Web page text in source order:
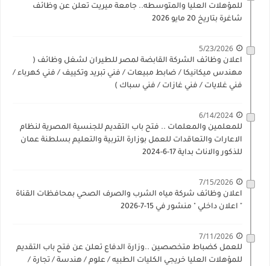
للمؤهلات العليا والمتوسطه.. جامعة ميريت تعلن عن وظائف
شاغرة بتاريخ 20 مايو 2026
5/23/2026
اعلان وظائف الشركة القابضة لمصر للطيران لشغل وظائف (
مهندس ميكانيكا / ضابط مبيعات / فني تبريد وتكييف / فني كهرباء /
فني غلايات / فني غازات / فني سباك )
6/14/2024
للمعلمين والمعلمات .. فتح باب التقديم للجنسية المصرية لنظام
الاعارات والتعاقدات للعمل بوزارة التربية والتعليم بسلطنة عمان
للذكور والاناث بداية 17-6-2024
7/15/2026
اعلان وظائف شركة مياه الشرب والصرف الصحي بمحافظات القناة
" اعلان داخلي " منشور في 15-7-2026
7/11/2026
للعمل كضباط متخصصين ..وزارة الدفاع تعلن عن فتح باب التقديم
للمؤهلات العليا خريجي الكليات الطبيه / علوم / هندسة / تجارة /